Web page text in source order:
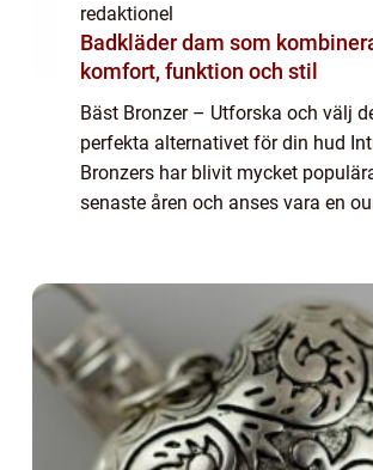
redaktionel
Badkläder dam som
komfort, funktion och stil
Bäst Bronzer – Utforska och välj
perfekta alternativet för din hud
Bronzers har blivit mycket
senaste åren och anses vara en
denna...